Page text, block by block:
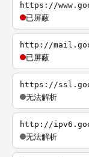
https://
已屏蔽
http://
已屏蔽
https://
无法解析
http://
无法解析